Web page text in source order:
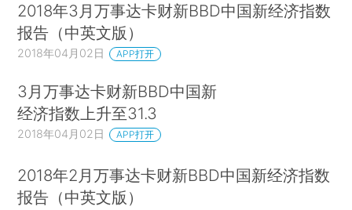
2018年3月万事达卡财新BBD中国新经济指数
报告（中英文版）
2018年04月02日 APP打开
3月万事达卡财新BBD中国新
经济指数上升至31.3
2018年04月02日 APP打开
2018年2月万事达卡财新BBD中国新经济指数
报告（中英文版）